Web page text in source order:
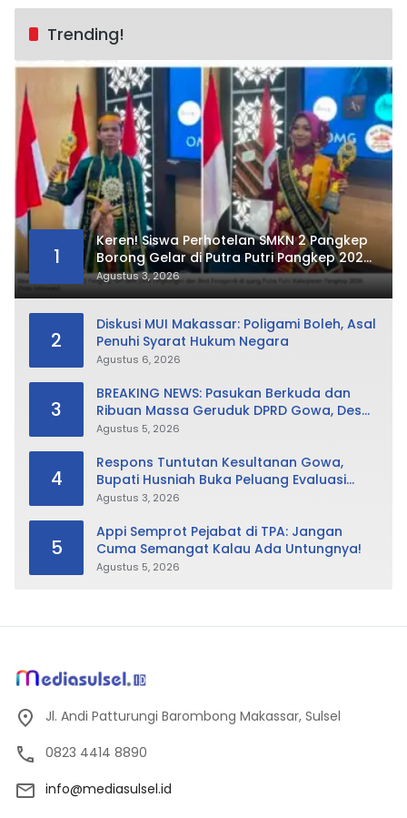
Trending!
1
Keren! Siswa Perhotelan SMKN 2 Pangkep
Borong Gelar di Putra Putri Pangkep 2026,
Sabet Best Duta Lingkungan dan
Fotogenik
Agustus 3, 2026
2
Diskusi MUI Makassar: Poligami Boleh, Asal
Penuhi Syarat Hukum Negara
Agustus 6, 2026
3
BREAKING NEWS: Pasukan Berkuda dan
Ribuan Massa Geruduk DPRD Gowa, Desak
Cabut Perda LAD
Agustus 5, 2026
4
Respons Tuntutan Kesultanan Gowa,
Bupati Husniah Buka Peluang Evaluasi
Perda LAD: Bisa Direvisi Bahkan Diganti
Agustus 3, 2026
5
Appi Semprot Pejabat di TPA: Jangan
Cuma Semangat Kalau Ada Untungnya!
Agustus 5, 2026
Jl. Andi Patturungi Barombong Makassar, Sulsel
0823 4414 8890
info@mediasulsel.id